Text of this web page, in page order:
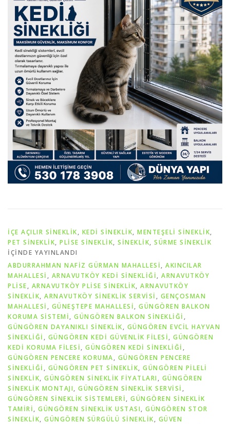
İÇE AÇILIR SINEKLIK, KEDI SINEKLIK, MENTEŞELI SINEKLIK,
PET SİNEKLIK, PLISE SINEKLIK, SİNEKLİK, SÜRME SINEKLIK
IÇINDE YAYINLANDI
ABDURRAHMAN NAFİZ GÜRMAN MAHALLESİ, AKINCILAR
MAHALLESİ , ARNAVUTKÖY KEDİ SİNEKLİĞİ, ARNAVUTKÖY
PLİSE, ARNAVUTKÖY PLİSE SİNEKLİK, ARNAVUTKÖY
SİNEKLİK, ARNAVUTKÖY SİNEKLİK SERVİSİ , GENÇOSMAN
MAHALLESİ , GÜNEŞTEPE MAHALLESİ, GÜNGÖREN BALKON
KORUMA SISTEMI, GÜNGÖREN BALKON SINEKLIĞI ,
GÜNGÖREN DAYANIKLI SINEKLIK, GÜNGÖREN EVCIL HAYVAN
SINEKLIĞI , GÜNGÖREN KEDI GÜVENLIK FILESI, GÜNGÖREN
KEDI KORUMA FILESI, GÜNGÖREN KEDI SINEKLIĞI ,
GÜNGÖREN PENCERE KORUMA, GÜNGÖREN PENCERE
SINEKLIĞI , GÜNGÖREN PET SINEKLIK, GÜNGÖREN PILELI
SINEKLIK, GÜNGÖREN SINEKLIK FIYATLARI, GÜNGÖREN
SINEKLIK MONTAJI, GÜNGÖREN SINEKLIK SERVISI ,
GÜNGÖREN SINEKLIK SISTEMLERI, GÜNGÖREN SINEKLIK
TAMIRI, GÜNGÖREN SINEKLIK USTASI, GÜNGÖREN STOR
SINEKLIK, GÜNGÖREN SÜRGÜLÜ SINEKLIK, GÜVEN